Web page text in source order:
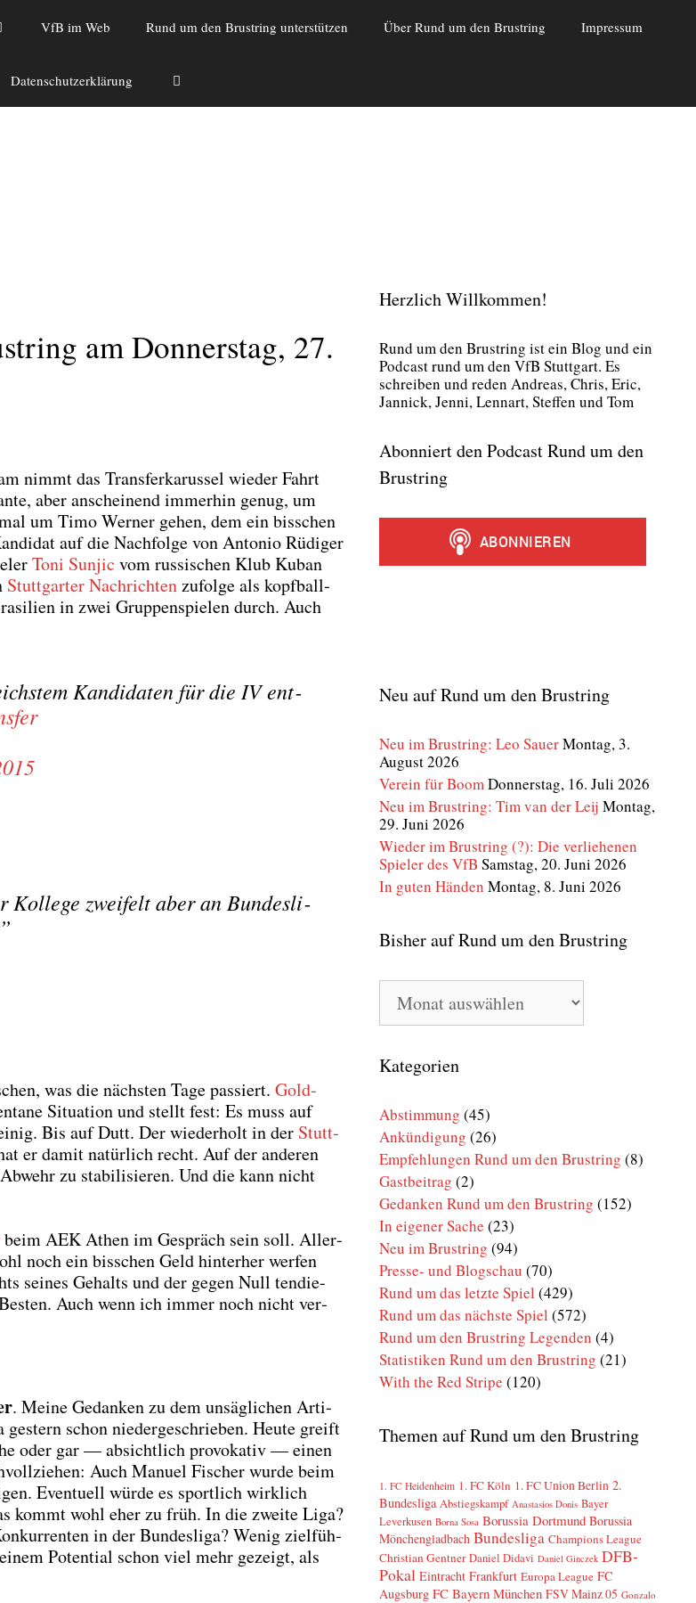
VfB im Web Rund um den Brustring unterstützen Über Rund um den Brustring Impressum
Datenschutzerklärung
am Donnerstag, 27.
nimmt das Trans­fer­ka­rus­sel wie­der Fahrt
aber anschei­nend immer­hin genug, um
um Timo Wer­ner gehen, dem ein biss­chen
auf die Nach­fol­ge von Anto­nio Rüdi­ger
Toni Sun­jic vom rus­si­schen Klub Kuban
Stutt­gar­ter Nach­rich­tenzufol­ge als kopf­ball­
in zwei Grup­pen­spie­len durch. Auch
Kan­di­da­ten für die IV ent­
Kol­le­ge zwei­felt aber an Bun­des­li­
was die nächs­ten Tage pas­siert. Gold­
Situa­ti­on und stellt fest: Es muss auf
Bis auf Dutt. Der wie­der­holt in der Stutt­
er damit natür­lich recht. Auf der ande­ren
zu sta­bi­li­sie­ren. Und die kann nicht
beim AEK Athen im Gespräch sein soll. Aller­
noch ein biss­chen Geld hin­ter­her wer­fen
sei­nes Gehalts und der gegen Null ten­die­
Auch wenn ich immer noch nicht ver­
. Mei­ne Gedan­ken zu dem unsäg­li­chen Arti­
schon nie­der­ge­schrie­ben. Heu­te greift
oder gar — absicht­lich pro­vo­ka­tiv — einen
Auch Manu­el Fischer wur­de beim
Even­tu­ell wür­de es sport­lich wirk­lich
kommt wohl eher zu früh. In die zwei­te Liga?
in der Bun­des­li­ga? Wenig ziel­füh­
Poten­ti­al schon viel mehr gezeigt, als
Herzlich Willkommen!
Rund um den Brust­ring ist ein Blog und ein
Pod­cast rund um den VfB Stutt­gart. Es
schrei­ben und reden Andre­as, Chris, Eric,
Jan­nick, Jen­ni, Lenn­art, Stef­fen und Tom
Abonniert den Podcast Rund um den
Brustring
Neu auf Rund um den Brustring
Neu im Brustring: Leo SauerMontag, 3.
August 2026
Verein für Boom Donnerstag, 16. Juli 2026
Neu im Brustring: Tim van der Leij Montag,
29. Juni 2026
Wieder im Brustring (?): Die verliehenen
Spieler des VfB Samstag, 20. Juni 2026
In guten Händen Montag, 8. Juni 2026
Bisher auf Rund um den Brustring
Bisher
auf
Rund
den
Brustring
Kategorien
Abstimmung (45)
Ankündigung (26)
Empfehlungen Rund um den Brustring (8)
Gastbeitrag (2)
Gedanken Rund um den Brustring (152)
In eigener Sache (23)
Neu im Brustring (94)
Presse- und Blogschau (70)
Rund um das letzte Spiel (429)
Rund um das nächste Spiel (572)
Rund um den Brustring Legenden (4)
Statistiken Rund um den Brustring (21)
With the Red Stripe (120)
Themen auf Rund um den Brustring
1. FC Heidenheim 1. FC Köln 1. FC Union Berlin 2.
Bundesliga Abstiegskampf Anastasios Donis Bayer
Leverkusen Borna Sosa Borussia Dortmund Borussia
Mönchengladbach Bundesliga Champions League
Christian Gentner Daniel Didavi Daniel Ginczek DFB-
Pokal Eintracht Frankfurt Europa League FC
Augsburg FC Bayern München FSV Mainz 05 Gonzalo